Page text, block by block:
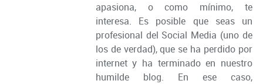
apasiona, o como mínimo, te
interesa. Es posible que seas un
profesional del Social Media (uno de
los de verdad), que se ha perdido por
internet y ha terminado en nuestro
humilde blog. En ese caso,